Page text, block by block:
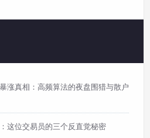
涨真相：高频算法的夜盘围猎与散户
这位交易员的三个反直觉秘密